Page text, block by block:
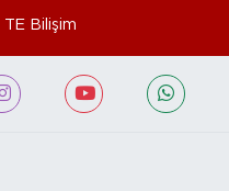
TE Bilişim